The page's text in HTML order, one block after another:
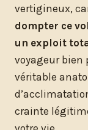
vertigineux,
dompter ce
un exploit
voyageur bien
véritable
crainte